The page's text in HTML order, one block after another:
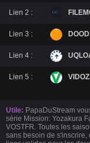
Lien 2 :
Lien 3 :
Lien 4 :
Lien 5 :
Utile: PapaDuStream
série Mission: Yozakura
VOSTFR. Toutes les
sans besoin de